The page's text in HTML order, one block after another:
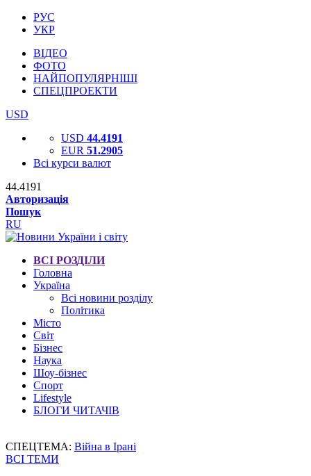
РУС
УКР
ВІДЕО
ФОТО
НАЙПОПУЛЯРНІШІ
СПЕЦПРОЕКТИ
USD
USD 44.4191
EUR 51.2905
Всі курси валют
44.4191
Авторизація
Пошук
RU
ВСІ РОЗДІЛИ
Головна
Україна
Всі новини розділу
Політика
Місто
Світ
Бізнес
Наука
Шоу-бізнес
Спорт
Lifestyle
БЛОГИ ЧИТАЧІВ
СПЕЦТЕМА: Війна в Ірані
ВСІ ТЕМИ